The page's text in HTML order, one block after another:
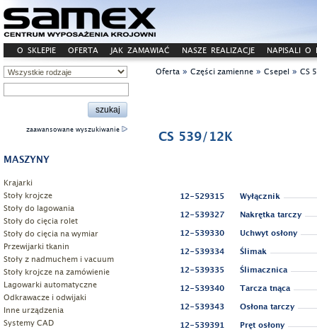
O SKLEPIE OFERTA JAK ZAMAWIAĆ NASZE REALIZACJE NAPISALI O
zaawansowane wyszukiwanie
MASZYNY
Krajarki
Stoły krojcze
Stoły do lagowania
Stoły do cięcia rolet
Stoły do cięcia na wymiar
Przewijarki tkanin
Stoły z nadmuchem i vacuum
Stoły krojcze na zamówienie
Lagowarki automatyczne
Odkrawacze i odwijaki
Inne urządzenia
Systemy CAD
Oferta » Części zamienne » Csepel » CS
CS 539/12K
12-529315
Wyłącznik
12-539327
Nakrętka tarczy
12-539330
Uchwyt osłony
12-539334
Ślimak
12-539335
Ślimacznica
12-539340
Tarcza tnąca
12-539343
Osłona tarczy
12-539391
Pręt osłony